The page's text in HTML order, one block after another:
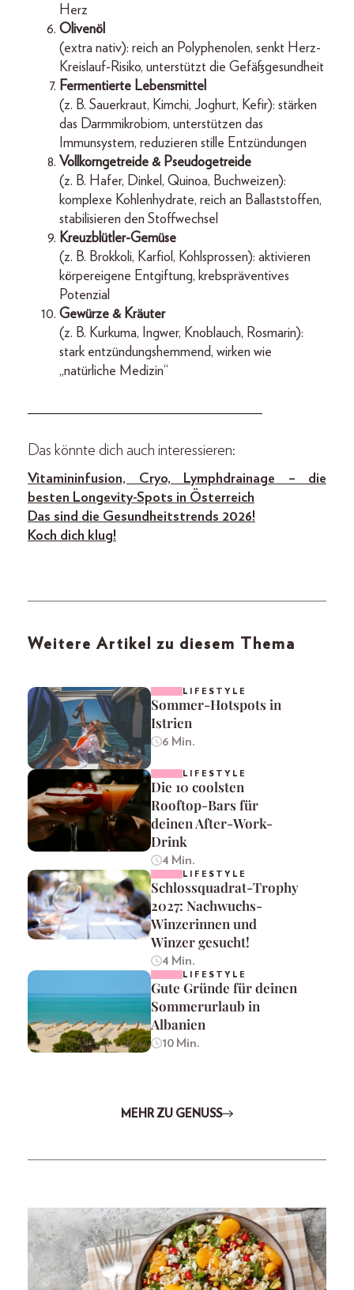
Herz
Olivenöl
(extra nativ): reich an Polyphenolen, senkt Herz-
Kreislauf-Risiko, unterstützt die Gefäßgesundheit
Fermentierte Lebensmittel
(z. B. Sauerkraut, Kimchi, Joghurt, Kefir): stärken
das Darmmikrobiom, unterstützen das
Immunsystem, reduzieren stille Entzündungen
Vollkorngetreide & Pseudogetreide
(z. B. Hafer, Dinkel, Quinoa, Buchweizen):
komplexe Kohlenhydrate, reich an Ballaststoffen,
stabilisieren den Stoffwechsel
Kreuzblütler-Gemüse
(z. B. Brokkoli, Karfiol, Kohlsprossen): aktivieren
körpereigene Entgiftung, krebspräventives
Potenzial
Gewürze & Kräuter
(z. B. Kurkuma, Ingwer, Knoblauch, Rosmarin):
stark entzündungshemmend, wirken wie
„natürliche Medizin“
_________________________________
Das könnte dich auch interessieren:
Vitamininfusion, Cryo, Lymphdrainage – die
besten Longevity-Spots in Österreich
Das sind die Gesundheitstrends 2026!
Koch dich klug!
Weitere Artikel zu diesem Thema
LIFESTYLE
Sommer-Hotspots in
Istrien
6 Min.
LIFESTYLE
Die 10 coolsten
Rooftop-Bars für
deinen After-Work-
Drink
4 Min.
LIFESTYLE
Schlossquadrat-Trophy
2027: Nachwuchs-
Winzerinnen und
Winzer gesucht!
4 Min.
LIFESTYLE
Gute Gründe für deinen
Sommerurlaub in
Albanien
10 Min.
MEHR ZU GENUSS